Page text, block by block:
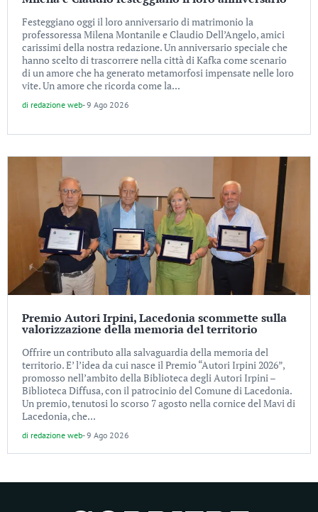
Festeggiano oggi il loro anniversario di matrimonio la
professoressa Milena Montanile e Claudio Dell’Angelo, amici
carissimi della nostra redazione. Un anniversario speciale che
hanno scelto di trascorrere nella città di Kafka come scenario
di un amore che ha generato metamorfosi impensate nelle loro
vite. Un amore che ricorda come la...
di redazione web-9 Ago 2026
Premio Autori Irpini, Lacedonia scommette sulla
valorizzazione della memoria del territorio
Offrire un contributo alla salvaguardia della memoria del
territorio. E’ l’idea da cui nasce il Premio “Autori Irpini 2026”,
promosso nell’ambito della Biblioteca degli Autori Irpini –
Biblioteca Diffusa, con il patrocinio del Comune di Lacedonia.
Un premio, tenutosi lo scorso 7 agosto nella cornice del Mavi di
Lacedonia, che...
di redazione web-9 Ago 2026